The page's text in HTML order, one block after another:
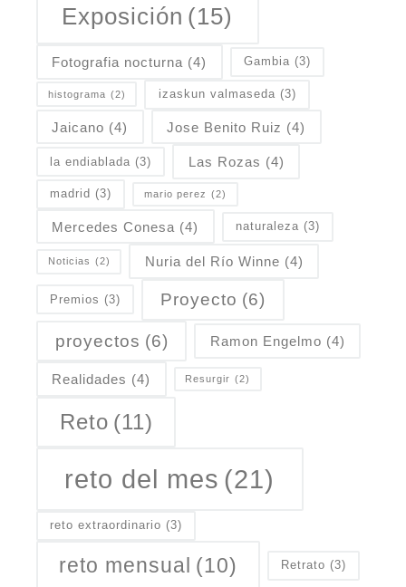
Exposición (15)
Fotografia nocturna (4) Gambia (3)
histograma (2) izaskun valmaseda (3)
Jaicano (4) Jose Benito Ruiz (4)
la endiablada (3) Las Rozas (4)
madrid (3) mario perez (2)
Mercedes Conesa (4) naturaleza (3)
Noticias (2) Nuria del Río Winne (4)
Premios (3) Proyecto (6)
proyectos (6) Ramon Engelmo (4)
Realidades (4) Resurgir (2)
Reto (11)
reto del mes (21)
reto extraordinario (3)
reto mensual (10) Retrato (3)